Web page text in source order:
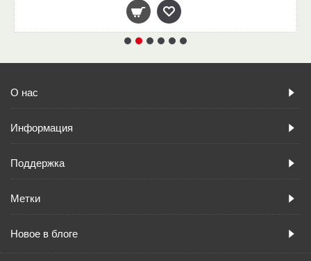
О нас
Информация
Поддержка
Метки
Новое в блоге